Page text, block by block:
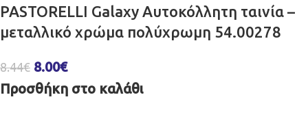
PASTORELLI Galaxy Αυτοκόλλητη ταινία –
μεταλλικό χρώμα πολύχρωμη 54.00278
8.44€ 8.00€
Προσθήκη στο καλάθι